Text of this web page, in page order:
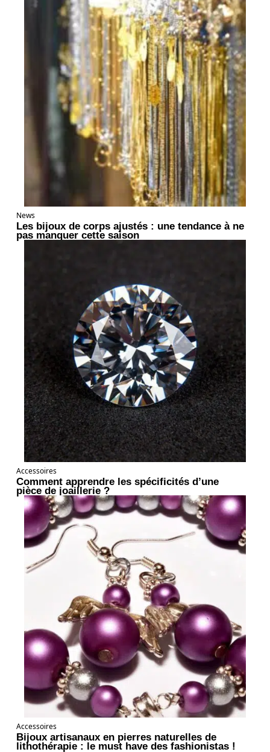
News
Les bijoux de corps ajustés : une tendance à ne
pas manquer cette saison
Accessoires
Comment apprendre les spécificités d’une
pièce de joaillerie ?
Accessoires
Bijoux artisanaux en pierres naturelles de
lithothérapie : le must have des fashionistas !